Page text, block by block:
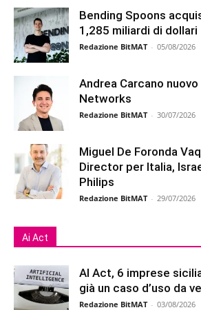
Bending Spoons
1,285 miliardi di dollari
Redazione BitMAT - 05/08/2026
Andrea Carcano nuovo
Networks
Redazione BitMAT - 30/07/2026
Miguel De Foronda
Director per Italia,
Philips
Redazione BitMAT - 29/07/2026
Ai Act
AI Act, 6 imprese
già un caso d’uso da
Redazione BitMAT - 03/08/2026